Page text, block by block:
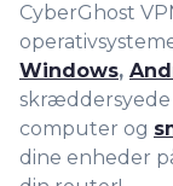
CyberGhost
Windows,
computer og
dine enheder